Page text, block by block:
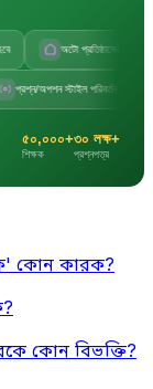
অটো প্রতিষ্ঠানের নাম
অপশন স্টাইল পরিবর্তন
৫০,০০০+
শিক্ষক
৩০ লক্ষ+
প্রশ্নপত্র
কোন কারক?
কোন বিভক্তি?